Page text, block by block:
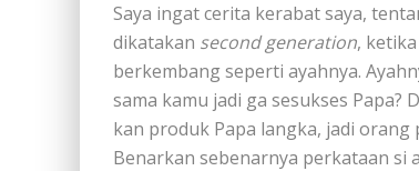
Saya ingat cerita kerabat saya,
dikatakan second generation,
berkembang seperti ayahnya.
sama kamu jadi ga sesukses Papa?
kan produk Papa langka, jadi orang
Benarkan sebenarnya perkataan si